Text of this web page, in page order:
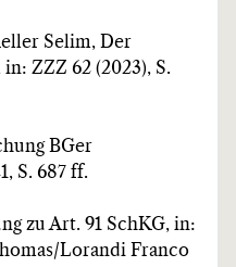
Selim, Der
ZZZ 62 (2023), S.
BGer
S. 687 ff.
zu Art. 91 SchKG, in:
Lorandi Franco